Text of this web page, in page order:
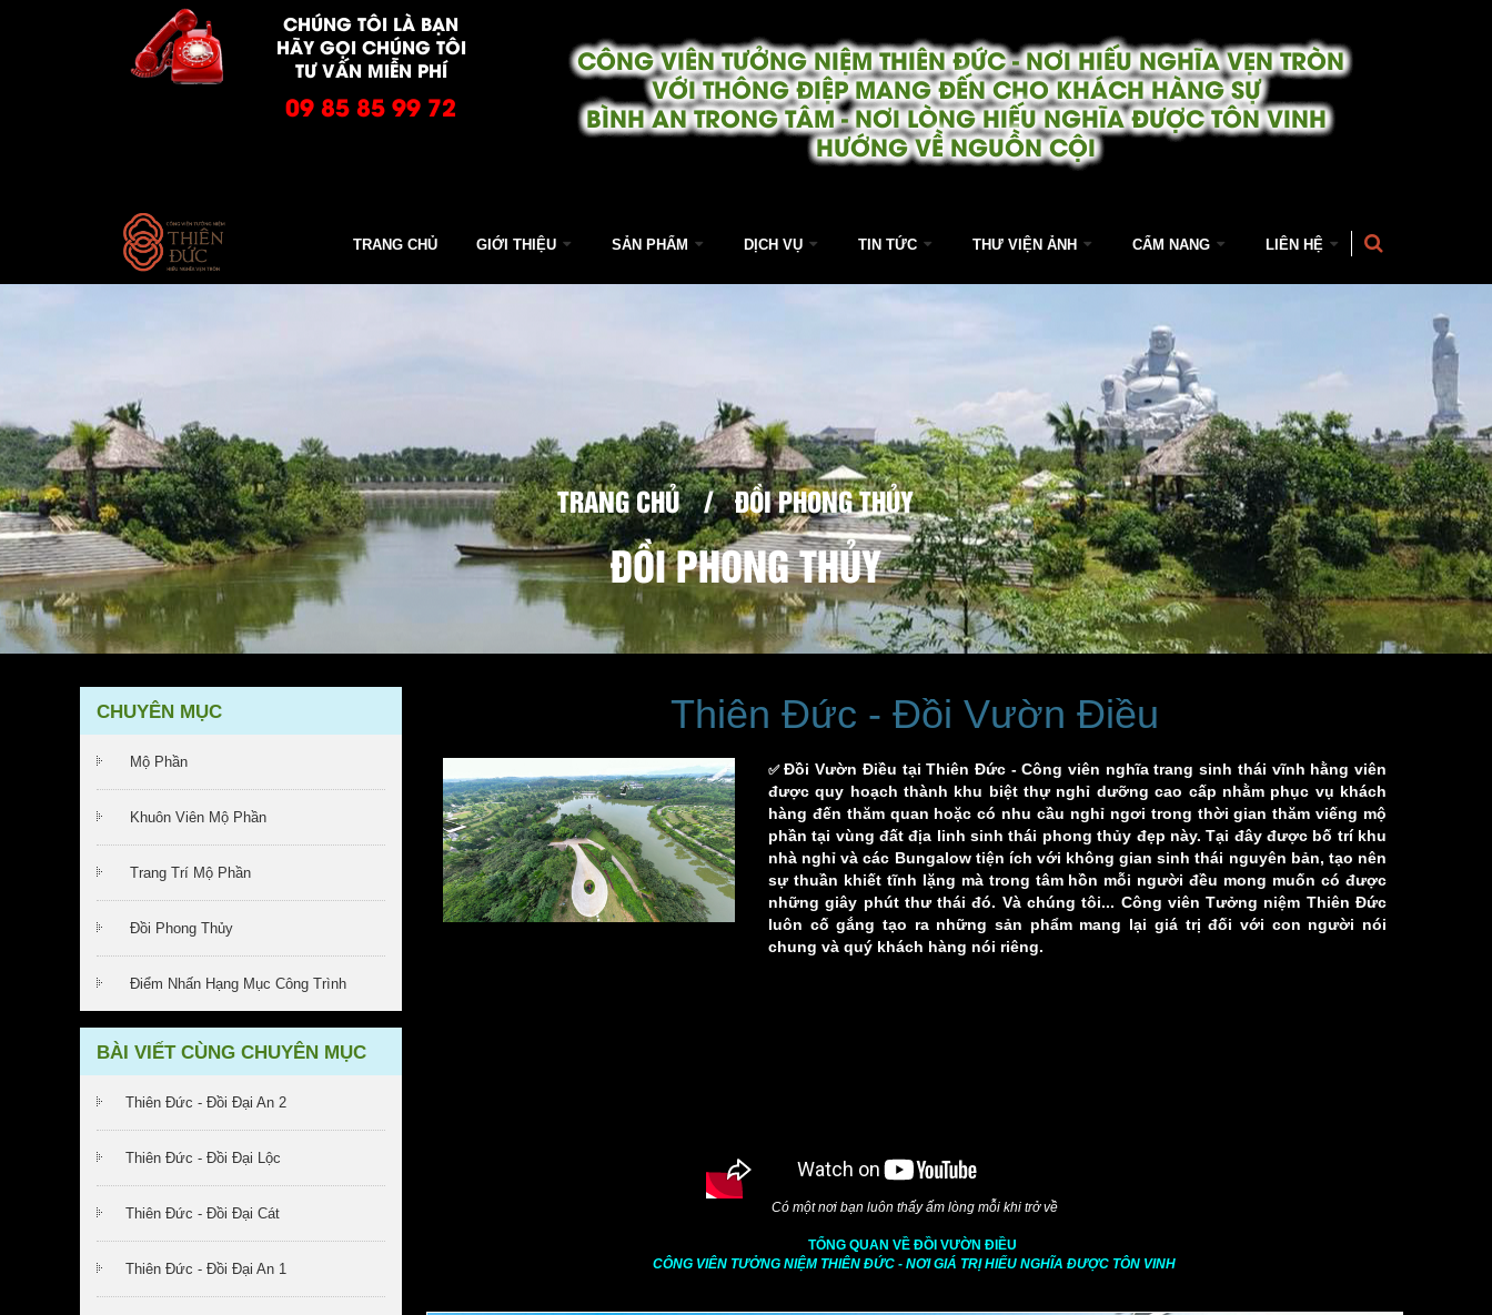
CHÚNG TÔI LÀ BẠN
HÃY GỌI CHÚNG TÔI
TƯ VẤN MIỄN PHÍ
09 85 85 99 72
CÔNG VIÊN TƯỞNG NIỆM THIÊN ĐỨC - NƠI HIẾU NGHĨA VẸN TRÒN
VỚI THÔNG ĐIỆP MANG ĐẾN CHO KHÁCH HÀNG SỰ
BÌNH AN TRONG TÂM - NƠI LÒNG HIẾU NGHĨA ĐƯỢC TÔN VINH
HƯỚNG VỀ NGUỒN CỘI
TRANG CHỦ GIỚI THIỆU SẢN PHẨM DỊCH VỤ TIN TỨC THƯ VIỆN ẢNH CẨM NANG LIÊN HỆ
TRANG CHỦ / ĐỒI PHONG THỦY
ĐỒI PHONG THỦY
CHUYÊN MỤC
Mộ Phần
Khuôn Viên Mộ Phần
Trang Trí Mộ Phần
Đồi Phong Thủy
Điểm Nhấn Hạng Mục Công Trình
BÀI VIẾT CÙNG CHUYÊN MỤC
Thiên Đức - Đồi Đại An 2
Thiên Đức - Đồi Đại Lộc
Thiên Đức - Đồi Đại Cát
Thiên Đức - Đồi Đại An 1
Thiên Đức - Đồi Vườn Điều
✅Đồi Vườn Điều tại Thiên Đức - Công viên nghĩa trang sinh thái vĩnh hằng viên
được quy hoạch thành khu biệt thự nghỉ dưỡng cao cấp nhằm phục vụ khách
hàng đến thăm quan hoặc có nhu cầu nghỉ ngơi trong thời gian thăm viếng mộ
phần tại vùng đất địa linh sinh thái phong thủy đẹp này. Tại đây được bố trí khu
nhà nghỉ và các Bungalow tiện ích với không gian sinh thái nguyên bản, tạo nên
sự thuần khiết tĩnh lặng mà trong tâm hồn mỗi người đều mong muốn có được
những giây phút thư thái đó. Và chúng tôi... Công viên Tưởng niệm Thiên Đức
luôn cố gắng tạo ra những sản phẩm mang lại giá trị đối với con người nói
chung và quý khách hàng nói riêng.
Có một nơi bạn luôn thấy ấm lòng mỗi khi trở về
TỔNG QUAN VỀ ĐỒI VƯỜN ĐIỀU
CÔNG VIÊN TƯỞNG NIỆM THIÊN ĐỨC - NƠI GIÁ TRỊ HIẾU NGHĨA ĐƯỢC TÔN VINH